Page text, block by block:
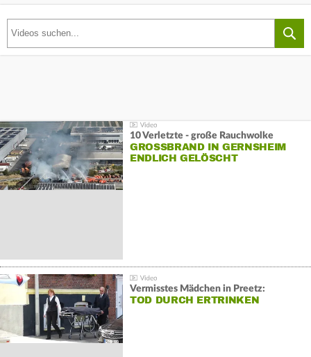
10 Verletzte - große Rauchwolke
GROSSBRAND IN GERNSHEIM E
NDLICH GELÖSCHT
Vermisstes Mädchen in Preetz:
TOD DURCH ERTRINKEN